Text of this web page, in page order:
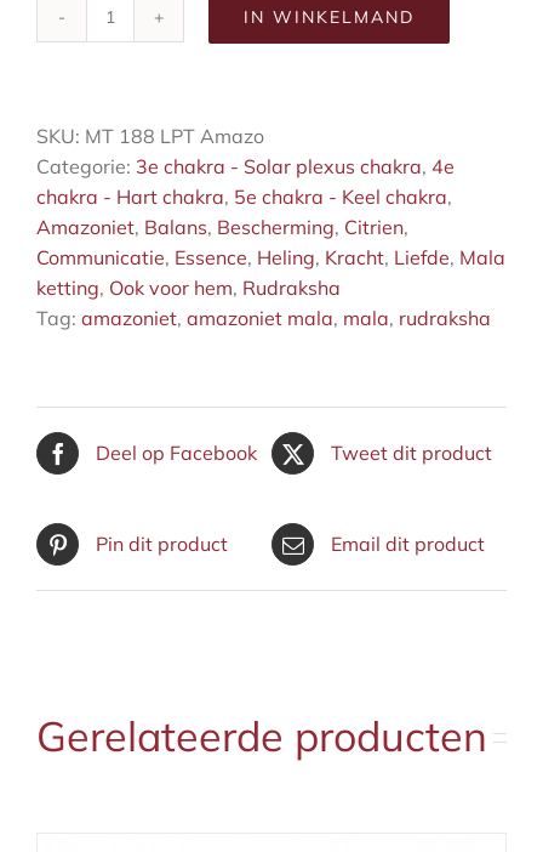
mala-
IN WINKELMAND
SKU: MT 188 LPT Amazo
Categorie: 3e chakra - Solar plexus chakra, 4e
chakra - Hart chakra, 5e chakra - Keel chakra,
Amazoniet, Balans, Bescherming, Citrien,
Communicatie, Essence, Heling, Kracht, Liefde, Mala
ketting, Ook voor hem, Rudraksha
Tag: amazoniet, amazoniet mala, mala, rudraksha
Deel op Facebook Tweet dit product
Pin dit product Email dit product
Gerelateerde producten